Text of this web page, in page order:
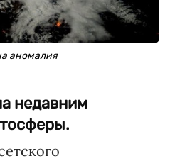
аномалия
недавним